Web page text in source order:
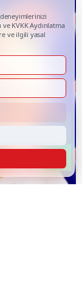
ve KVKK Aydınlatma
ve ilgili yasal